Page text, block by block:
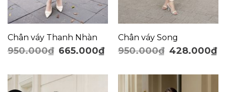
Chân váy Thanh Nhàn
950.000₫ 665.000₫
Chân váy Song
950.000₫ 428.000₫